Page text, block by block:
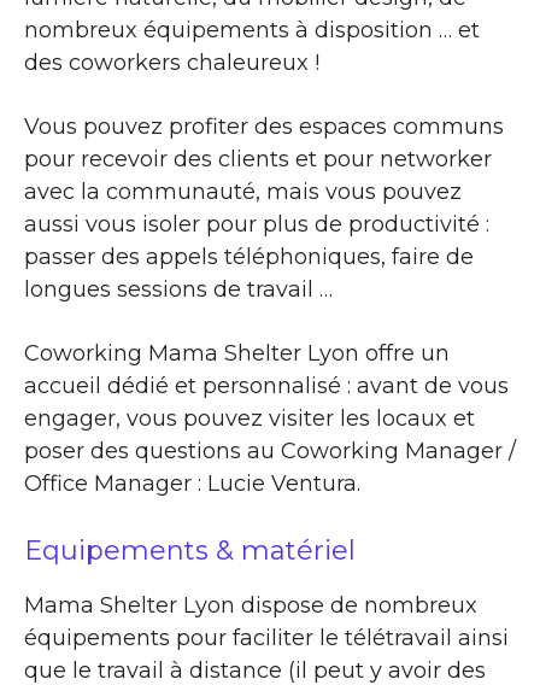
nombreux équipements à disposition … et
des coworkers chaleureux !
Vous pouvez profiter des espaces communs
pour recevoir des clients et pour networker
avec la communauté, mais vous pouvez
aussi vous isoler pour plus de productivité :
passer des appels téléphoniques, faire de
longues sessions de travail …
Coworking Mama Shelter Lyon offre un
accueil dédié et personnalisé : avant de vous
engager, vous pouvez visiter les locaux et
poser des questions au Coworking Manager /
Office Manager : Lucie Ventura.
Equipements & matériel
Mama Shelter Lyon dispose de nombreux
équipements pour faciliter le télétravail ainsi
que le travail à distance (il peut y avoir des